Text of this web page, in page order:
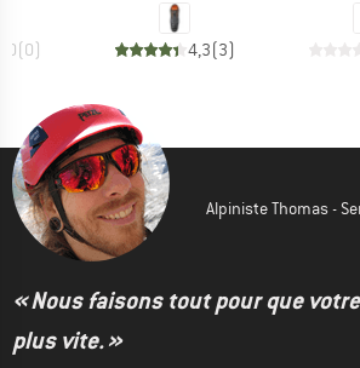
(0) 4,3(3)
Alpiniste Thomas -
« Nous faisons tout pour que
plus vite. »